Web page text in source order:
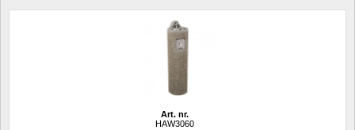
Art. nr.
HAW3060